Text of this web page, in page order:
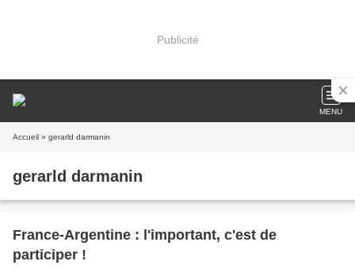
Publicité
MENU
Accueil » gerarld darmanin
gerarld darmanin
France-Argentine : l'important, c'est de
participer !